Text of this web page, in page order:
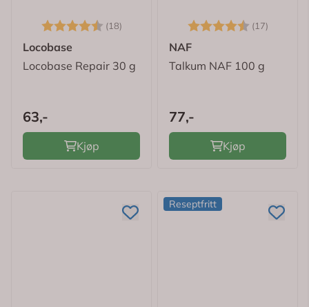
Karakter: (18)
4.5 av 5 mulige
Locobase
Locobase Repair 30 g
63,-
Kjøp
Karakter: (17)
NAF
Talkum NAF 100 g
77,-
Kjøp
Reseptfritt